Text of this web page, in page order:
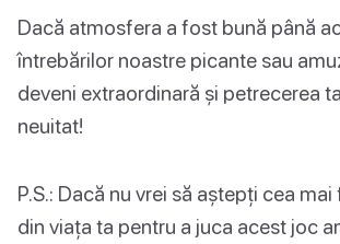
Dacă atmosfera a fost bună până
întrebărilor noastre picante sau
deveni extraordinară și petrecerea
neuitat!
P.S.: Dacă nu vrei să aștepți cea
din viața ta pentru a juca acest joc